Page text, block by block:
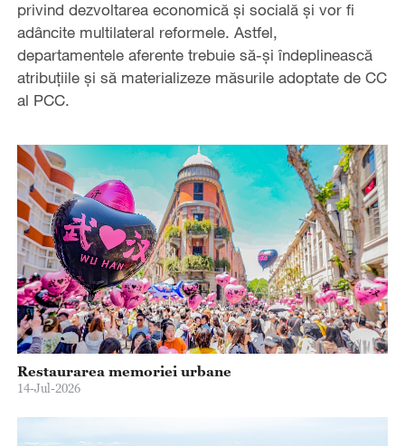
privind dezvoltarea economică și socială și vor fi
adâncite multilateral reformele. Astfel,
departamentele aferente trebuie să-și îndeplinească
atribuțiile și să materializeze măsurile adoptate de CC
al PCC.
Restaurarea memoriei urbane
14-Jul-2026